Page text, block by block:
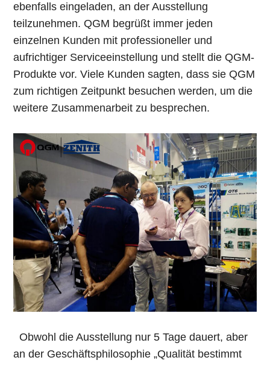
ebenfalls eingeladen, an der Ausstellung
teilzunehmen. QGM begrüßt immer jeden
einzelnen Kunden mit professioneller und
aufrichtiger Serviceeinstellung und stellt die QGM-
Produkte vor. Viele Kunden sagten, dass sie QGM
zum richtigen Zeitpunkt besuchen werden, um die
weitere Zusammenarbeit zu besprechen.
Obwohl die Ausstellung nur 5 Tage dauert, aber
an der Geschäftsphilosophie „Qualität bestimmt